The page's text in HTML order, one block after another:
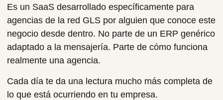
Es un SaaS desarrollado específicamente para
agencias de la red GLS por alguien que conoce este
negocio desde dentro. No parte de un ERP genérico
adaptado a la mensajería. Parte de cómo funciona
realmente una agencia.
Cada día te da una lectura mucho más completa de
lo que está ocurriendo en tu empresa.